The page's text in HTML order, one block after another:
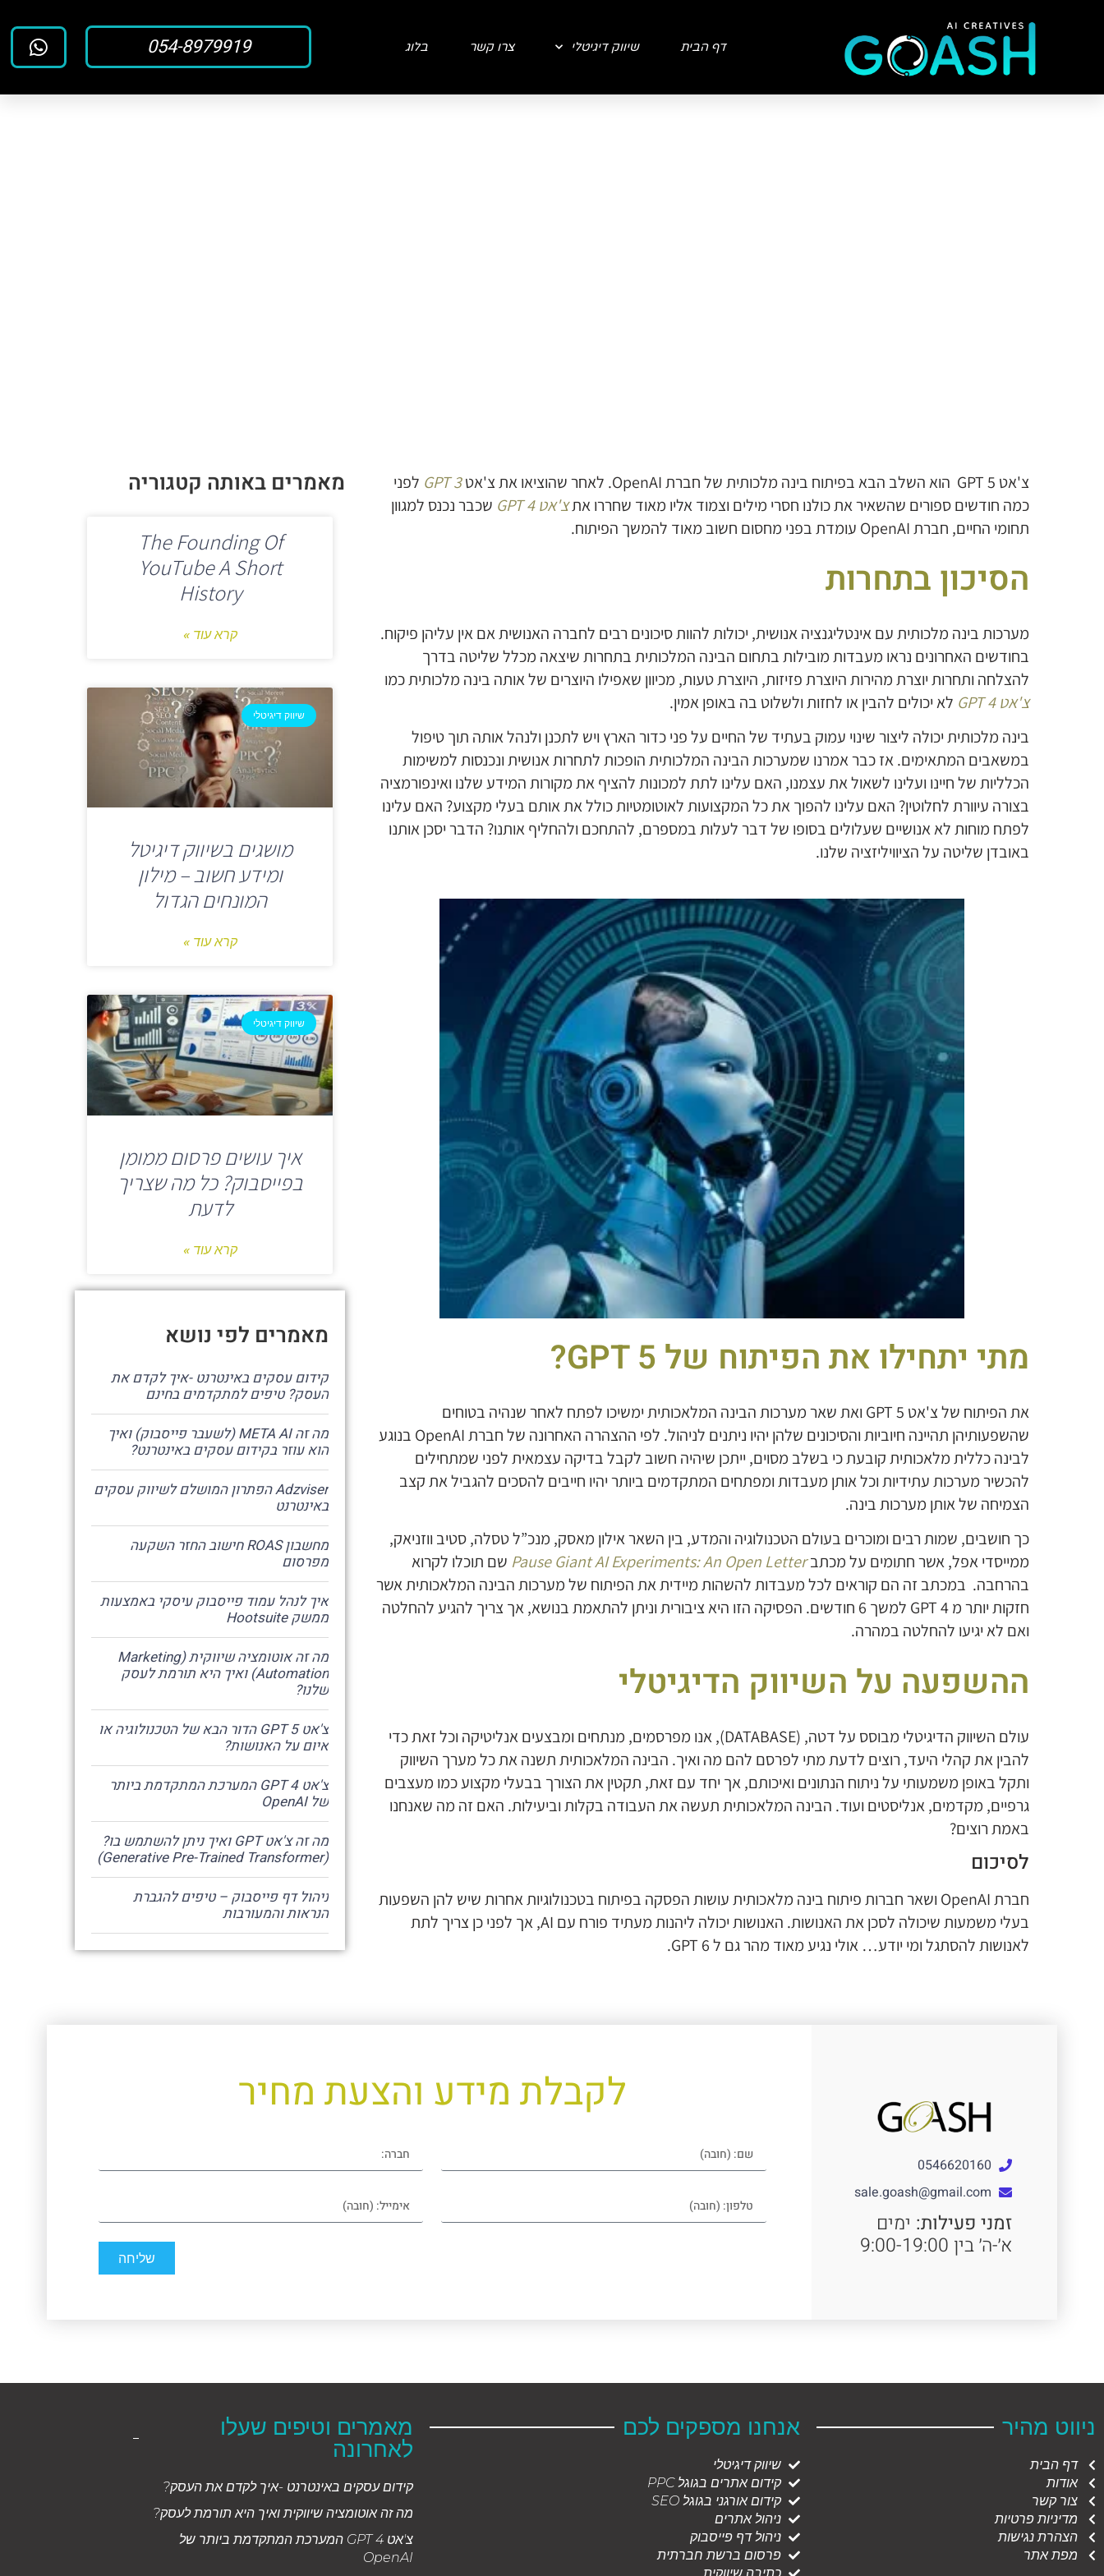
דף הבית שיווק דיגיטלי צרו קשר בלוג 054-8979919
צ'אט GPT 5 הוא השלב הבא בפיתוח בינה מלכותית של חברת OpenAI. לאחר שהוציאו את צ'אט GPT 3 לפני
כמה חודשים ספורים שהשאיר את כולנו חסרי מילים וצמוד אליו מאוד שחררו אתצ'אט GPT 4
שכבר נכנס למגוון
תחומי החיים, חברת OpenAI עומדת בפני מחסום חשוב מאוד להמשך הפיתוח.
הסיכון בתחרות
מערכות בינה מלכותית עם אינטליגנציה אנושית, יכולות להוות סיכונים רבים לחברה האנושית אם אין עליהן פיקוח.
בחודשים האחרונים נראו מעבדות מובילות בתחום הבינה המלכותית בתחרות שיצאה מכלל שליטה בדרך
להצלחה ותחרות יוצרת מהירות היוצרת פזיזות, היוצרת טעות, מכיוון שאפילו היוצרים של אותה בינה מלכותית כמו
צ'אט GPT 4
לא יכולים להבין או לחזות ולשלוט בה באופן אמין.
בינה מלכותית יכולה ליצור שינוי עמוק בעתיד של החיים על פני כדור הארץ ויש לתכנן ולנהל אותה תוך טיפול
במשאבים המתאימים. אז כבר אמרנו שמערכות הבינה המלכותית הופכות לתחרות אנושית ונכנסות למשימות
הכלליות של חיינו ועלינו לשאול את עצמנו, האם עלינו לתת למכונות להציף את מקורות המידע שלנו ואינפורמציה
בצורה עיוורת לחלוטין? האם עלינו להפוך את כל המקצועות לאוטומטיות כולל את אותם בעלי מקצוע? האם עלינו
לפתח מוחות לא אנושיים שעלולים בסופו של דבר לעלות במספרם, להתחכם ולהחליף אותנו? הדבר יסכן אותנו
באובדן שליטה על הציוויליזציה שלנו.
מתי יתחילו את הפיתוח של GPT 5?
את הפיתוח של צ'אט GPT 5 ואת שאר מערכות הבינה המלאכותית ימשיכו לפתח לאחר שנהיה בטוחים
שהשפעותיהן תהיינה חיוביות והסיכונים שלהן יהיו ניתנים לניהול. לפי ההצהרה האחרונה של חברת OpenAI בנוגע
לבינה כללית מלאכותית קובעת כי בשלב מסוים, ייתכן שיהיה חשוב לקבל בדיקה עצמאית לפני שמתחילים
להכשיר מערכות עתידיות וכל אותן מעבדות ומפתחים המתקדמים ביותר יהיו חייבים להסכים להגביל את קצב
הצמיחה של אותן מערכות בינה.
כך חושבים, שמות רבים ומוכרים בעולם הטכנולוגיה והמדע, בין השאר אילון מאסק, מנכ”ל טסלה, סטיב ווזניאק,
ממייסדי אפל, אשר חתומים על מכתבPause Giant AI Experiments: An Open Letter שם תוכלו לקרוא
בהרחבה. במכתב זה הם קוראים לכל מעבדות להשהות מיידית את הפיתוח של מערכות הבינה המלאכותית אשר
חזקות יותר מ GPT 4 למשך 6 חודשים. הפסיקה הזו היא ציבורית וניתן להתאמת בנושא, אך צריך להגיע להחלטה
ואם לא יגיעו להחלטה במהרה.
ההשפעה על השיווק הדיגיטלי
עולם השיווק הדיגיטלי מבוסס על דטה, (DATABASE), אנו מפרסמים, מנתחים ומבצעים אנליטיקה וכל זאת כדי
להבין את קהלי היעד, רוצים לדעת מתי לפרסם להם מה ואיך. הבינה המלאכותית תשנה את כל מערך השיווק
ותקל באופן משמעותי על ניתוח הנתונים ואיכותם, אך יחד עם זאת, תקטין את הצורך בבעלי מקצוע כמו מעצבים
גרפיים, מקדמים, אנליסטים ועוד. הבינה המלאכותית תעשה את העבודה בקלות וביעילות. האם זה מה שאנחנו
באמת רוצים?
לסיכום
חברת OpenAI ושאר חברות פיתוח בינה מלאכותית עושות הפסקה בפיתוח בטכנולוגיות אחרות שיש להן השפעות
בעלי משמעות שיכולה לסכן את האנושות. האנושות יכולה ליהנות מעתיד פורח עם AI, אך לפני כן צריך לתת
לאנושות להסתגל ומי יודע… אולי נגיע מאוד מהר גם ל GPT 6.
מאמרים באותה קטגוריה
The Founding Of
YouTube A Short
History
קרא עוד »
שיווק דיגיטלי
מושגים בשיווק דיגיטל
ומידע חשוב – מילון
המונחים הגדול
קרא עוד »
שיווק דיגיטלי
איך עושים פרסום ממומן
בפייסבוק? כל מה שצריך
לדעת
קרא עוד »
מאמרים לפי נושא
קידום עסקים באינטרנט -איך לקדם את
העסק? טיפים למתקדמים בחינם
מה זה META AI (לשעבר פייסבוק) ואיך
הוא עוזר בקידום עסקים באינטרנט?
Adzviser הפתרון המושלם לשיווק עסקים
באינטרנט
מחשבון ROAS חישוב החזר השקעה
מפרסום
איך לנהל עמוד פייסבוק עיסקי באמצעות
ממשק Hootsuite
מה זה אוטומציה שיווקית (Marketing
Automation) ואיך היא תורמת לעסק
שלנו?
צ'אט GPT 5 הדור הבא של הטכנולוגיה או
איום על האנושות?
צ'אט GPT 4 המערכת המתקדמת ביותר
של OpenAI
מה זה צ'אט GPT ואיך ניתן להשתמש בו?
(Generative Pre-Trained Transformer)
ניהול דף פייסבוק – טיפים להגברת
הנראות והמעורבות
0546620160
sale.goash@gmail.com
זמני פעילות: ימים
א׳-ה׳ בין 9:00-19:00
לקבלת מידע והצעת מחיר
שליחה
ניווט מהיר
דף הבית
אודות
צור קשר
מדיניות פרטיות
הצהרת נגישות
מפת אתר
אנחנו מספקים לכם
שיווק דיגיטלי
קידום אתרים בגוגל PPC
קידום אורגני בגוגל SEO
ניהול אתרים
ניהול דף פייסבוק
פרסום ברשת חברתית
מאמרים וטיפים שעלו
לאחרונה
קידום עסקים באינטרנט -איך לקדם את העסק?
מה זה אוטומציה שיווקית ואיך היא תורמת לעסק?
צ'אט GPT 4 המערכת המתקדמת ביותר של
OpenAI